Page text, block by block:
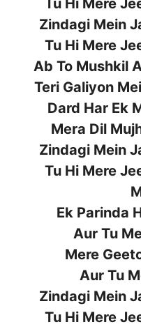
Tu Hi Mere
Zindagi Mein
Tu Hi Mere
Ab To Mushkil
Teri Galiyon
Dard Har Ek
Mera Dil
Zindagi Mein
Tu Hi Mere
Ek Parinda
Aur Tu
Mere
Aur Tu
Zindagi Mein
Tu Hi Mere